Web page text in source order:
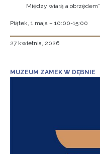
Między wiarą a obrzędem”
Piątek, 1 maja – 10:00-15:00
27 kwietnia, 2026
MUZEUM ZAMEK W DĘBNIE